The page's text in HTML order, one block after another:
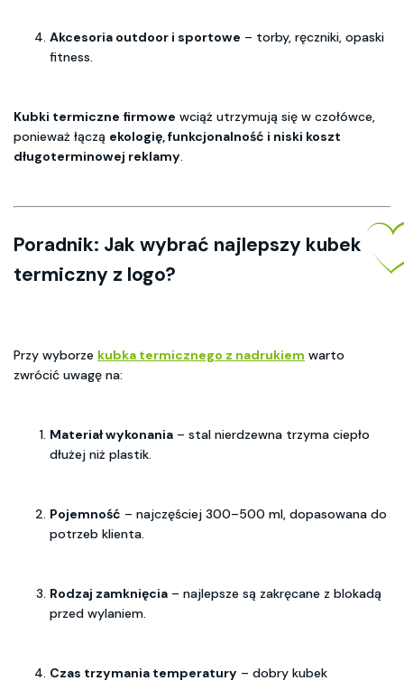
Akcesoria outdoor i sportowe – torby, ręczniki, opaski
fitness.
Kubki termiczne firmowe wciąż utrzymują się w czołówce,
ponieważ łączą ekologię, funkcjonalność i niski koszt
długoterminowej reklamy.
Poradnik: Jak wybrać najlepszy kubek
termiczny z logo?
Przy wyborze kubka termicznego z nadrukiem warto
zwrócić uwagę na:
Materiał wykonania – stal nierdzewna trzyma ciepło
dłużej niż plastik.
Pojemność – najczęściej 300–500 ml, dopasowana do
potrzeb klienta.
Rodzaj zamknięcia – najlepsze są zakręcane z blokadą
przed wylaniem.
Czas trzymania temperatury – dobry kubek